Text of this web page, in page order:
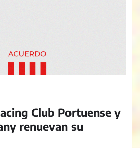
Club Portuense y
renuevan su